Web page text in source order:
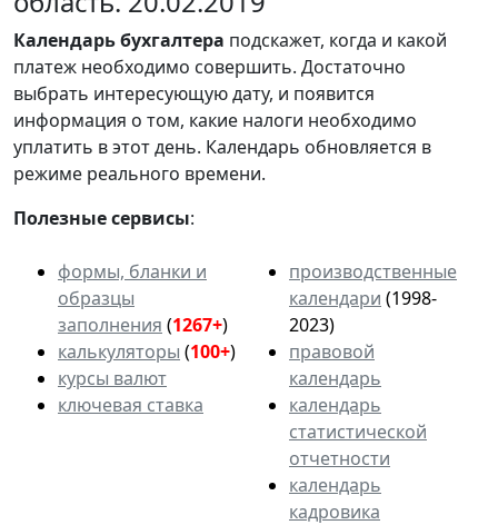
Календарьбухгалтера подскажет, когда и какой
платеж необходимо совершить. Достаточно
выбрать интересующую дату, и появится
информация о том, какие налоги необходимо
уплатить в этот день. Календарь обновляется в
режиме реального времени.
Полезные сервисы:
формы, бланки и
образцы
заполнения (1267+)
калькуляторы (100+)
курсы валют
ключевая ставка
производственные
календари (1998-
2023)
правовой
календарь
календарь
статистической
отчетности
календарь
кадровика